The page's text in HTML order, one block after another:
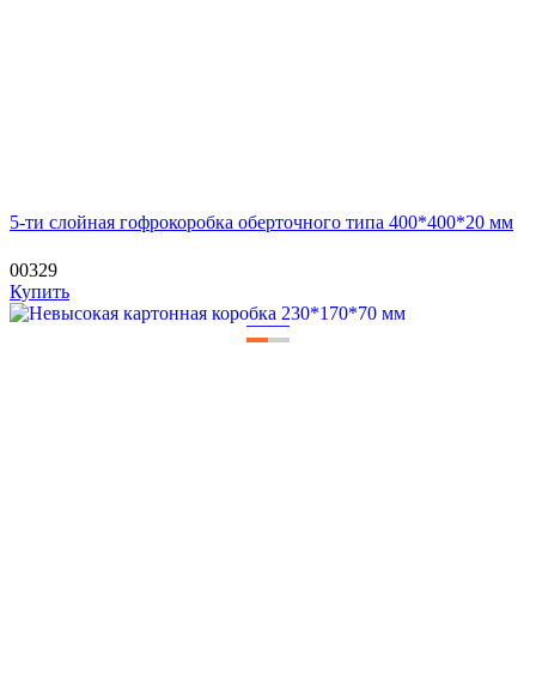
5-ти слойная гофрокоробка оберточного типа 400*400*20 мм
00329
Купить
——